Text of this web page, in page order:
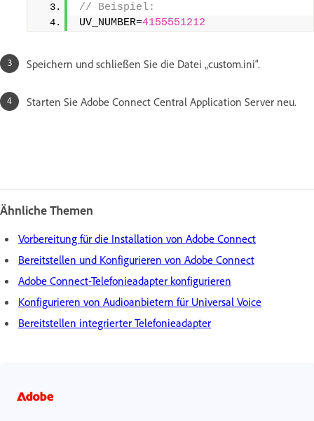
// Beispiel:
UV_NUMBER=4155551212
Speichern und schließen Sie die Datei „custom.ini“.
Starten Sie Adobe Connect Central Application Server neu.
Ähnliche Themen
Vorbereitung für die Installation von Adobe Connect
Bereitstellen und Konfigurieren von Adobe Connect
Adobe Connect-Telefonieadapter konfigurieren
Konfigurieren von Audioanbietern für Universal Voice
Bereitstellen integrierter Telefonieadapter